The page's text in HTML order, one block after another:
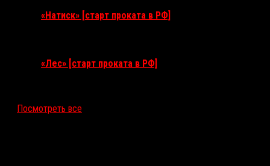
«Натиск» [старт проката в РФ]
«Лес» [старт проката в РФ]
Посмотреть все